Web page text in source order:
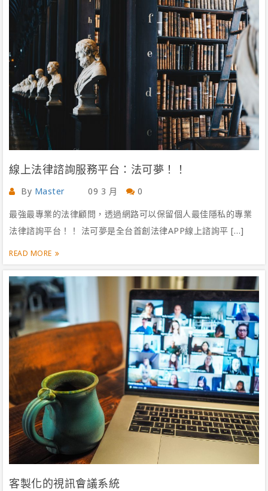
線上法律諮詢服務平台：法可夢！！
By Master 09 3 月
0
最強最專業的法律顧問，透過網路可以保留個人最佳隱私的專業
法律諮詢平台！！ 法可夢是全台首創法律APP線上諮詢平 […]
READ MORE
客製化的視訊會議系統